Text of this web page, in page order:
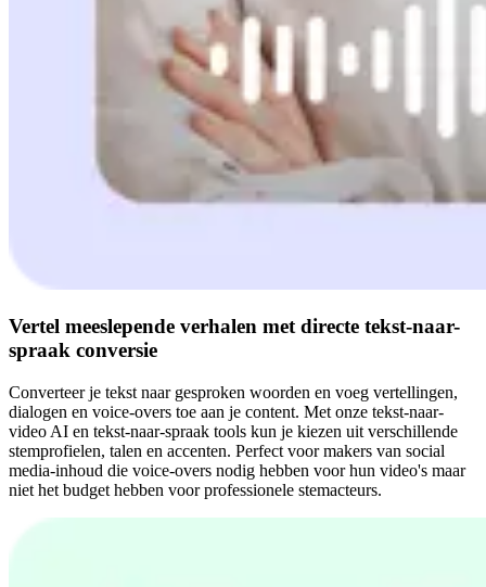
Vertel meeslepende verhalen met directe tekst-naar-
spraak conversie
Converteer je tekst naar gesproken woorden en voeg vertellingen,
dialogen en voice-overs toe aan je content. Met onze tekst-naar-
video AI en tekst-naar-spraak tools kun je kiezen uit verschillende
stemprofielen, talen en accenten. Perfect voor makers van social
media-inhoud die voice-overs nodig hebben voor hun video's maar
niet het budget hebben voor professionele stemacteurs.